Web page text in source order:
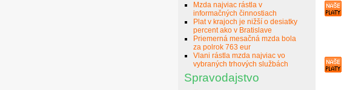
Mzda najviac rástla v
informačných činnostiach
Plat v krajoch je nižší o desiatky
percent ako v Bratislave
Priemerná mesačná mzda bola
za polrok 763 eur
Vlani rástla mzda najviac vo
vybraných trhových službách
Spravodajstvo